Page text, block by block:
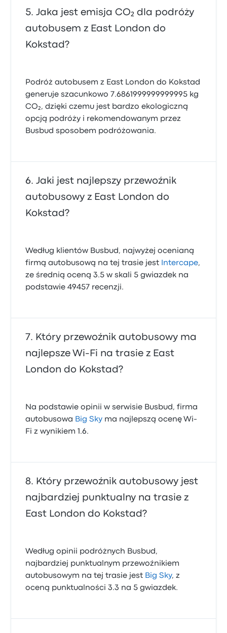
Jaka jest emisja CO₂ dla podróży
autobusem z East London do
Kokstad?
Podróż autobusem z East London do Kokstad
generuje szacunkowo 7.6861999999999995 kg
CO₂, dzięki czemu jest bardzo ekologiczną
opcją podróży i rekomendowanym przez
Busbud sposobem podróżowania.
Jaki jest najlepszy przewoźnik
autobusowy z East London do
Kokstad?
Według klientów Busbud, najwyżej ocenianą
firmą autobusową na tej trasie jest
Intercape,
ze średnią oceną 3.5 w skali 5 gwiazdek na
podstawie 49457 recenzji.
Który przewoźnik autobusowy ma
najlepsze Wi‑Fi na trasie z East
London do Kokstad?
Na podstawie opinii w serwisie Busbud, firma
autobusowa Big Sky ma najlepszą ocenę Wi-
Fi z wynikiem 1.6.
Który przewoźnik autobusowy jest
najbardziej punktualny na trasie z
East London do Kokstad?
Według opinii podróżnych Busbud,
najbardziej punktualnym przewoźnikiem
autobusowym na tej trasie jest Big Sky, z
oceną punktualności 3.3 na 5 gwiazdek.